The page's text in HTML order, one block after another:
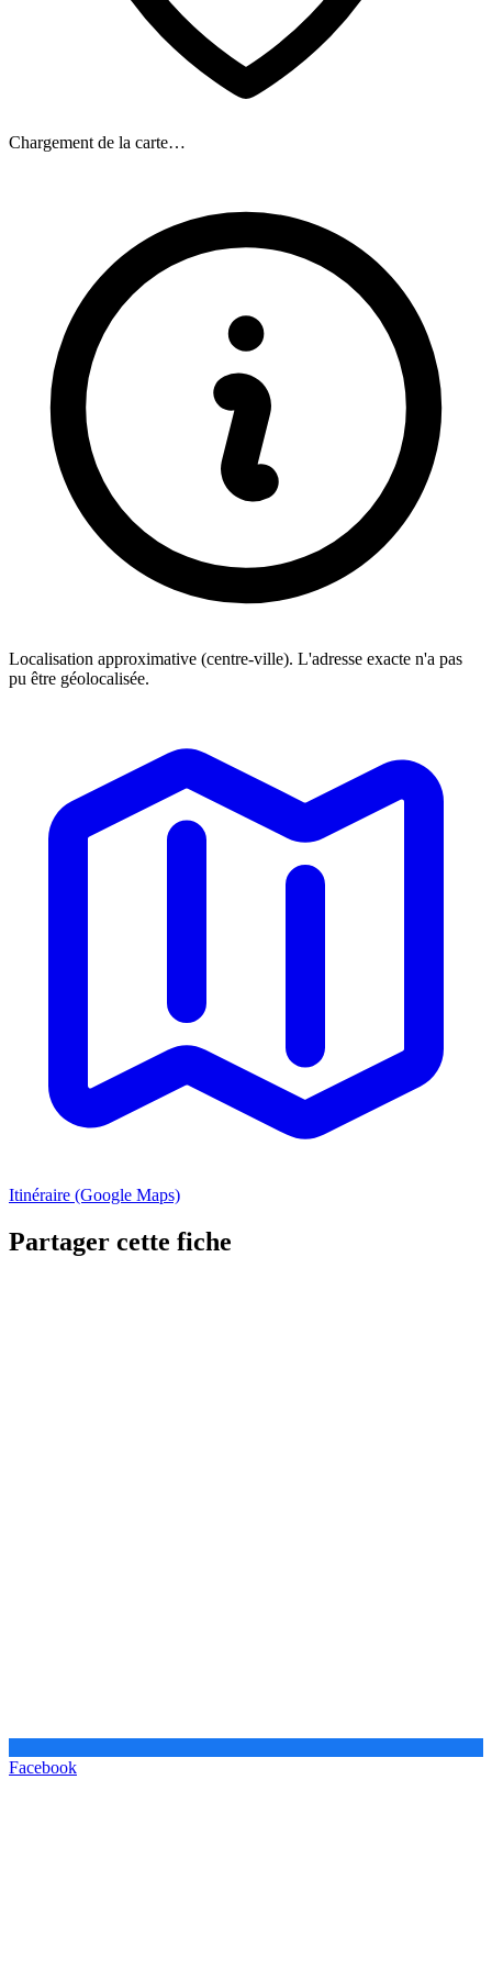
Chargement de la carte…
Localisation approximative (centre-ville). L'adresse exacte n'a pas
pu être géolocalisée.
Itinéraire (Google Maps)
Partager cette fiche
Facebook